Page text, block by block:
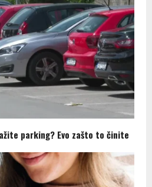
parking? Evo zašto to činite